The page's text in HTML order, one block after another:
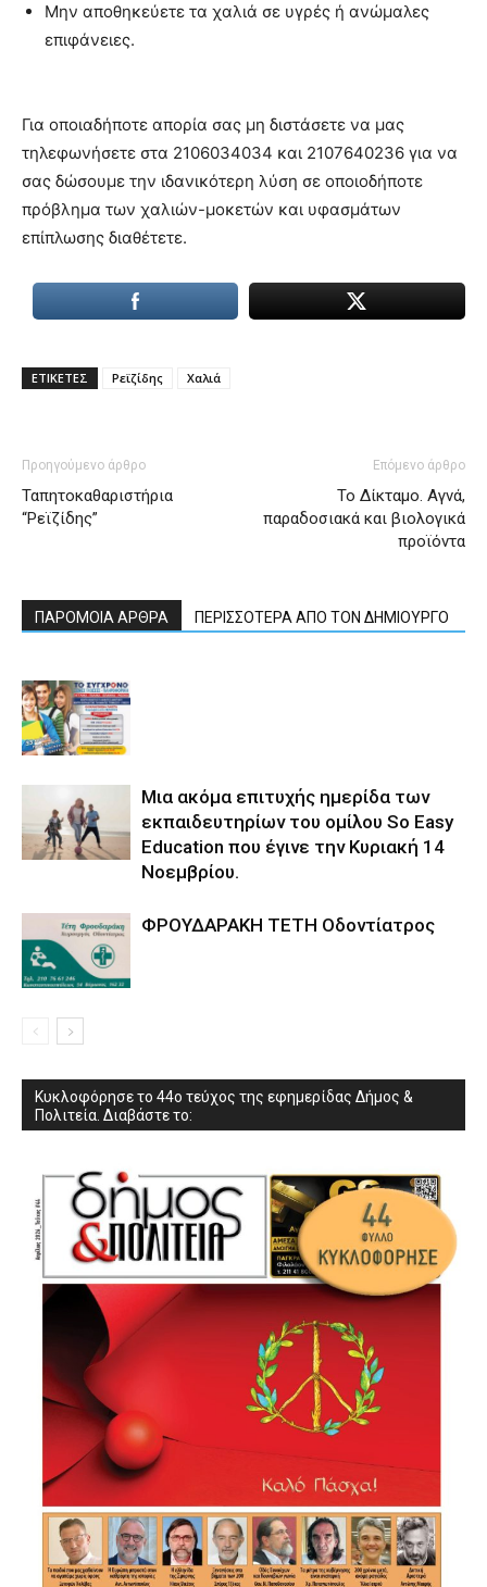
Μην αποθηκεύετε τα χαλιά σε υγρές ή ανώμαλες
επιφάνειες.
Για οποιαδήποτε απορία σας μη διστάσετε να μας
τηλεφωνήσετε στα 2106034034 και 2107640236 για να
σας δώσουμε την ιδανικότερη λύση σε οποιοδήποτε
πρόβλημα των χαλιών-μοκετών και υφασμάτων
επίπλωσης διαθέτετε.
ΕΤΙΚΕΤΕΣ Ρεϊζίδης Χαλιά
Προηγούμενο άρθρο
Ταπητοκαθαριστήρια
“Ρεϊζίδης”
Επόμενο άρθρο
Το Δίκταμο. Αγνά,
παραδοσιακά και βιολογικά
προϊόντα
ΠΑΡΟΜΟΙΑ ΑΡΘΡΑ ΠΕΡΙΣΣΟΤΕΡΑ ΑΠΟ ΤΟΝ ΔΗΜΙΟΥΡΓΟ
Μια ακόμα επιτυχής ημερίδα των
εκπαιδευτηρίων του ομίλου So Easy
Εducation που έγινε την Κυριακή 14
Νοεμβρίου.
ΦΡΟΥΔΑΡΑΚΗ ΤΕΤΗ Οδοντίατρος
Κυκλοφόρησε το 44ο τεύχος της εφημερίδας Δήμος &
Πολιτεία. Διαβάστε το: